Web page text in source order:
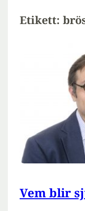
Etikett:
Vem blir